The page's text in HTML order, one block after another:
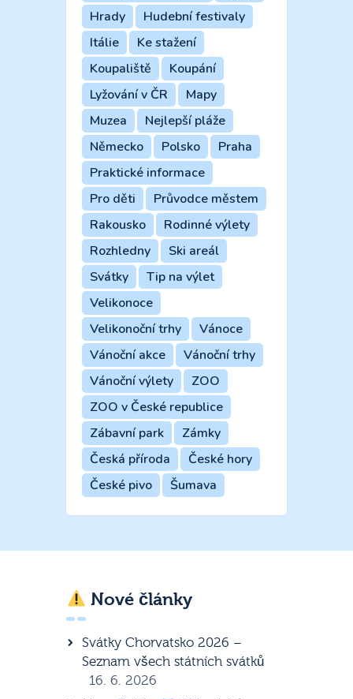
Hrady
Hudební festivaly
Itálie
Ke stažení
Koupaliště
Koupání
Lyžování v ČR
Mapy
Muzea
Nejlepší pláže
Německo
Polsko
Praha
Praktické informace
Pro děti
Průvodce městem
Rakousko
Rodinné výlety
Rozhledny
Ski areál
Svátky
Tip na výlet
Velikonoce
Velikonoční trhy
Vánoce
Vánoční akce
Vánoční trhy
Vánoční výlety
ZOO
ZOO v České republice
Zábavní park
Zámky
Česká příroda
České hory
České pivo
Šumava
Nové články
Svátky Chorvatsko 2026 –
Seznam všech státních svátků
16. 6. 2026